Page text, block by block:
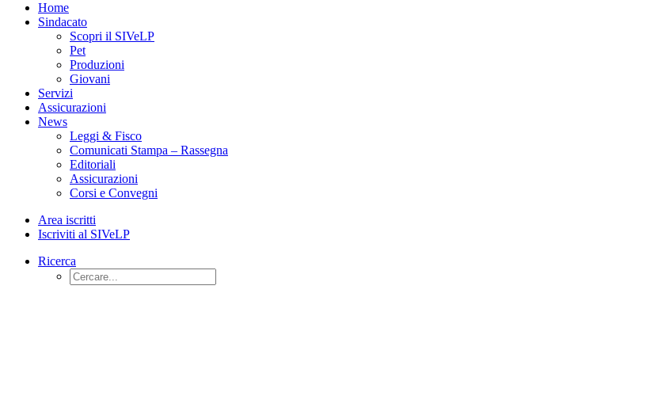
Home
Sindacato
Scopri il SIVeLP
Pet
Produzioni
Giovani
Servizi
Assicurazioni
News
Leggi & Fisco
Comunicati Stampa – Rassegna
Editoriali
Assicurazioni
Corsi e Convegni
Area iscritti
Iscriviti al SIVeLP
Ricerca